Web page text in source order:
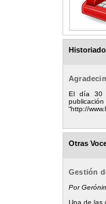
El día 30
“http://
Otras
Gestión
Por
Una de las